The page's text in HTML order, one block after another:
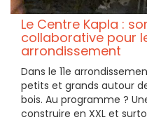
Le Centre Kapla :
collaborative pour
arrondissement
Dans le 11e
petits et grands autour
bois. Au programme ?
construire en XXL et